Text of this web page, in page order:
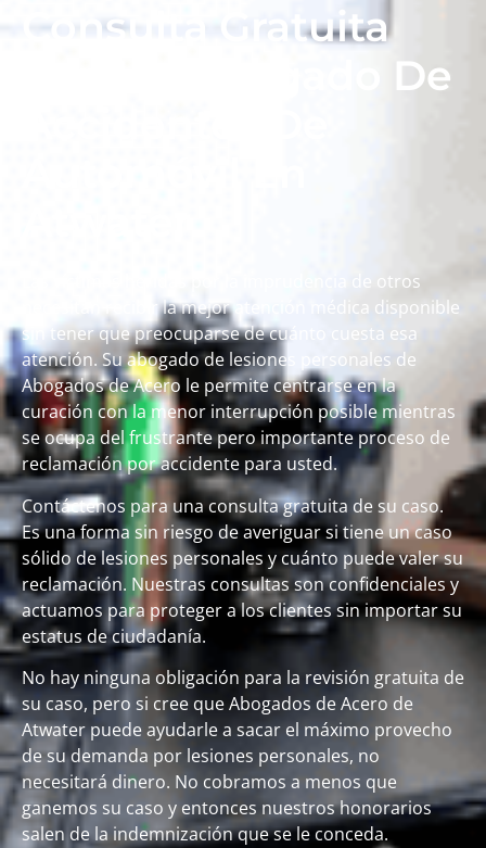
Consulta Gratuita
Con Un Abogado De
Las víctimas heridas por la imprudencia de otros
necesitan recibir la mejor atención médica disponible
sin tener que preocuparse de cuánto cuesta esa
atención. Su abogado de lesiones personales de
Abogados de Acero le permite centrarse en la
curación con la menor interrupción posible mientras
se ocupa del frustrante pero importante proceso de
reclamación por accidente para usted.
Contáctenos para una consulta gratuita de su caso.
Es una forma sin riesgo de averiguar si tiene un caso
sólido de lesiones personales y cuánto puede valer su
reclamación. Nuestras consultas son confidenciales y
actuamos para proteger a los clientes sin importar su
estatus de ciudadanía.
No hay ninguna obligación para la revisión gratuita de
su caso, pero si cree que Abogados de Acero de
Atwater puede ayudarle a sacar el máximo provecho
de su demanda por lesiones personales, no
necesitará dinero. No cobramos a menos que
ganemos su caso y entonces nuestros honorarios
salen de la indemnización que se le conceda.